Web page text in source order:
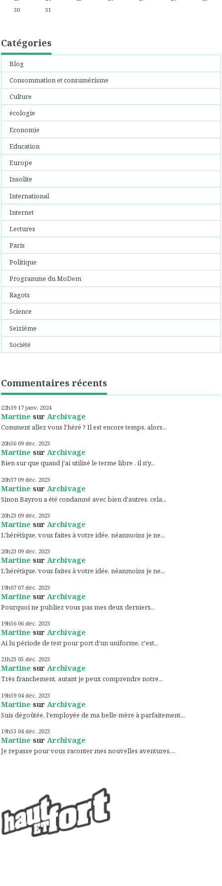
30
31
Catégories
Blog
Consommation et consumérisme
Culture
écologie
Economie
Education
Europe
Insolite
International
Internet
Lectures
Paris
Politique
Programme du MoDem
Ragots
Science
Seizième
Société
Commentaires récents
22h39 17 janv. 2024
Martine sur Archivage
Comment allez vous l'héré ? Il est encore temps, alors...
20h56 09 déc. 2023
Martine sur Archivage
Bien sur que quand j'ai utilisé le terme libre , il n'y...
20h37 09 déc. 2023
Martine sur Archivage
Sinon Bayrou a été condamné avec bien d'autres, cela...
20h23 09 déc. 2023
Martine sur Archivage
L'hérétique, vous faites à votre idée, néanmoins je ne...
20h23 09 déc. 2023
Martine sur Archivage
L'hérétique, vous faites à votre idée, néanmoins je ne...
19h07 07 déc. 2023
Martine sur Archivage
Pourquoi ne publiez vous pas mes deux derniers...
19h56 06 déc. 2023
Martine sur Archivage
Ai lu période de test pour port d'un uniforme, c'est...
21h23 05 déc. 2023
Martine sur Archivage
Très franchement, autant je peux comprendre notre...
19h59 04 déc. 2023
Martine sur Archivage
Suis dégoûtée, l'employée de ma belle-mère à parfaitement...
19h53 04 déc. 2023
Martine sur Archivage
Je repasse pour vous raconter mes nouvelles aventures,...